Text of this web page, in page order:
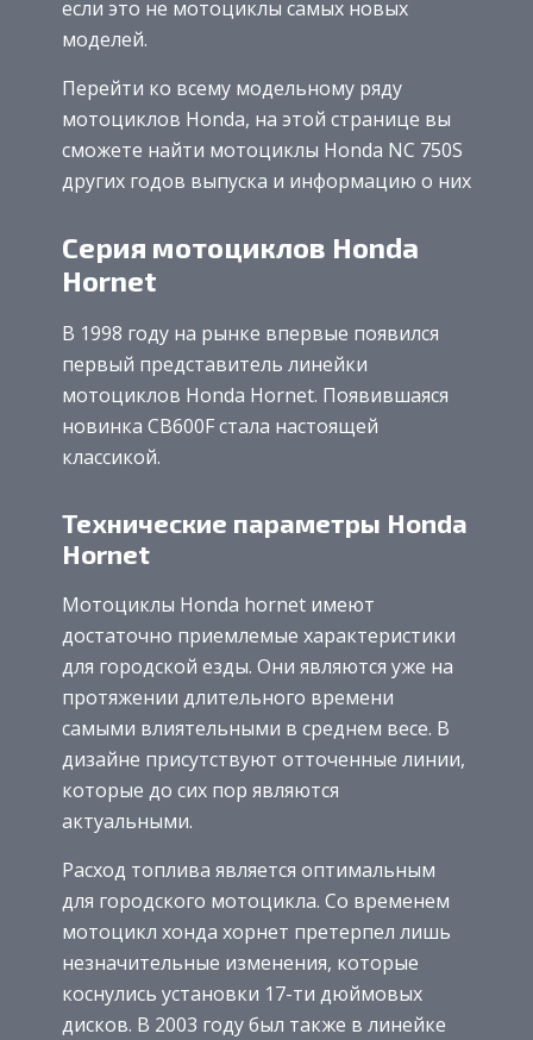
если это не мотоциклы самых новых
моделей.
Перейти ко всему модельному ряду
мотоциклов Honda, на этой странице вы
сможете найти мотоциклы Honda NC 750S
других годов выпуска и информацию о них
Серия мотоциклов Honda
Hornet
В 1998 году на рынке впервые появился
первый представитель линейки
мотоциклов Honda Hornet. Появившаяся
новинка CB600F стала настоящей
классикой.
Технические параметры Honda
Hornet
Мотоциклы Honda hornet имеют
достаточно приемлемые характеристики
для городской езды. Они являются уже на
протяжении длительного времени
самыми влиятельными в среднем весе. В
дизайне присутствуют отточенные линии,
которые до сих пор являются
актуальными.
Расход топлива является оптимальным
для городского мотоцикла. Со временем
мотоцикл хонда хорнет претерпел лишь
незначительные изменения, которые
коснулись установки 17-ти дюймовых
дисков. В 2003 году был также в линейке